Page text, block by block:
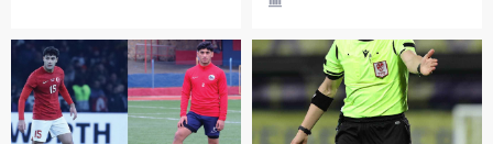
Antalya’da düzenlenen
takımla yaptıkları
karşılaşmada şampiyonluğu
elde ederek kupa aldı.